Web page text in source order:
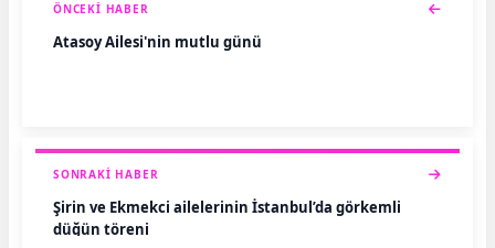
ÖNCEKI HABER
Atasoy Ailesi'nin mutlu günü
SONRAKI HABER
Şirin ve Ekmekci ailelerinin İstanbul’da görkemli
düğün töreni